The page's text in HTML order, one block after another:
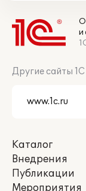
и
Другие сайты 1С
Каталог
Внедрения
Публикации
Мероприятия